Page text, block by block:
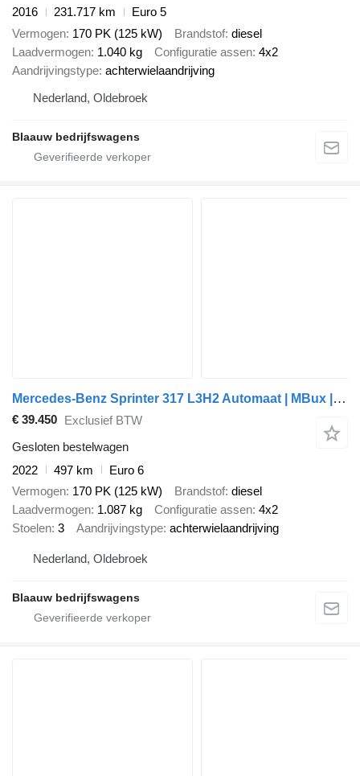
2016
231.717 km
Euro 5
Vermogen 170 PK (125 kW) Brandstof diesel
Laadvermogen 1.040 kg Configuratie assen 4x2
Aandrijvingstype achterwielaandrijving
Nederland, Oldebroek
Blaauw bedrijfswagens
Mercedes-Benz Sprinter 317 L3H2 Automaat | MBux | NIEUW! slechts 500km
€ 39.450 Exclusief BTW
Gesloten bestelwagen
2022
497 km
Euro 6
Vermogen 170 PK (125 kW) Brandstof diesel
Laadvermogen 1.087 kg Configuratie assen 4x2
Stoelen 3 Aandrijvingstype achterwielaandrijving
Nederland, Oldebroek
Blaauw bedrijfswagens